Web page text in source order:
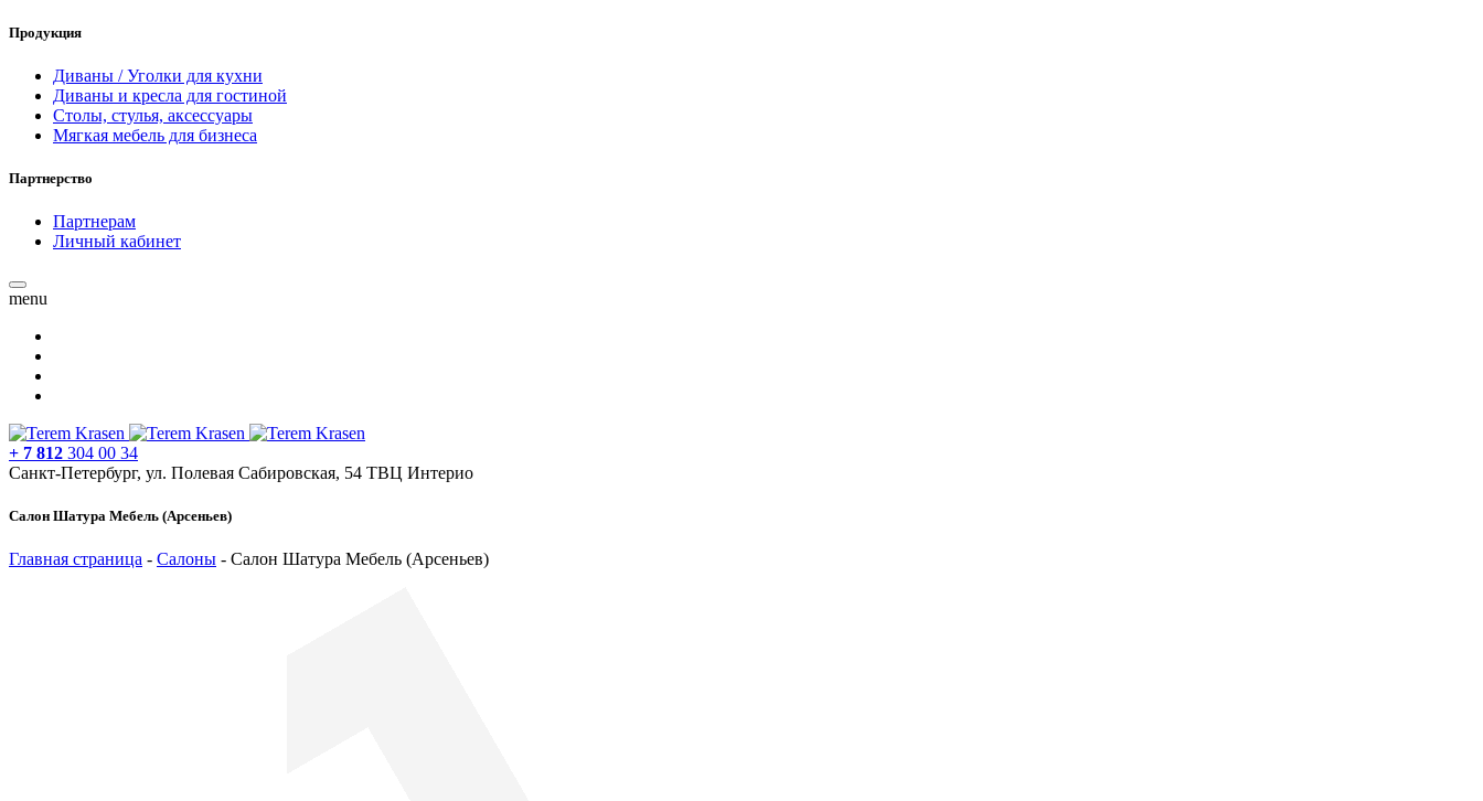
Продукция
Диваны / Уголки для кухни
Диваны и кресла для гостиной
Столы, стулья, аксессуары
Мягкая мебель для бизнеса
Партнерство
Партнерам
Личный кабинет
menu
+ 7 812 304 00 34
Санкт-Петербург, ул. Полевая Сабировская, 54 ТВЦ Интерио
Салон Шатура Мебель (Арсеньев)
Главная страница - Салоны - Салон Шатура Мебель (Арсеньев)